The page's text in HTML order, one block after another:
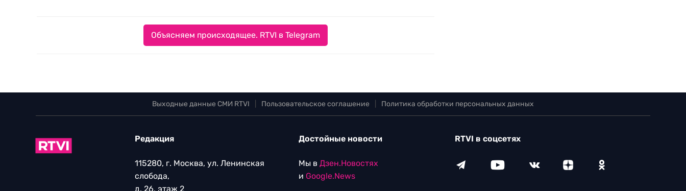
Объясняем происходящее. RTVI в Telegram
Выходные данные СМИ RTVI Пользовательское соглашение Политика обработки персональных данных
Редакция
115280, г. Москва, ул. Ленинская
слобода,
д. 26, этаж 2
Достойные новости
Мы в Дзен.Новостях
и Google.News
RTVI в соцсетях